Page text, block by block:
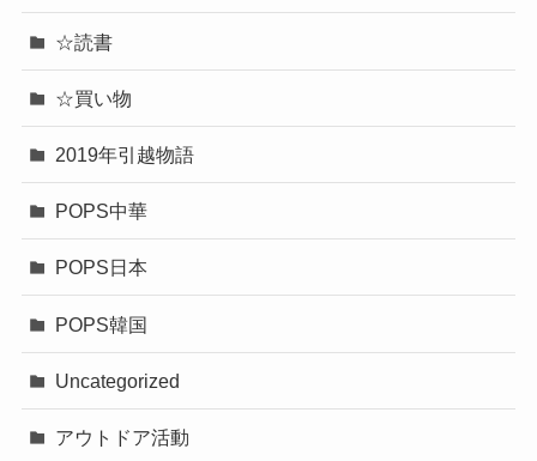
☆読書
☆買い物
2019年引越物語
POPS中華
POPS日本
POPS韓国
Uncategorized
アウトドア活動